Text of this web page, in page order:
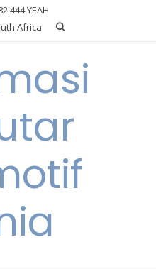
444 YEAH
Africa